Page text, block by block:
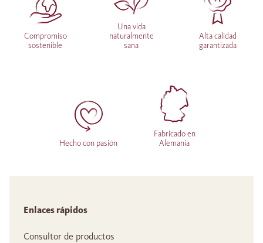
Compromiso
sostenible
Una vida
naturalmente
sana
Alta calidad
garantizada
Hecho con pasión
Fabricado en
Alemania
Enlaces rápidos
Consultor de productos